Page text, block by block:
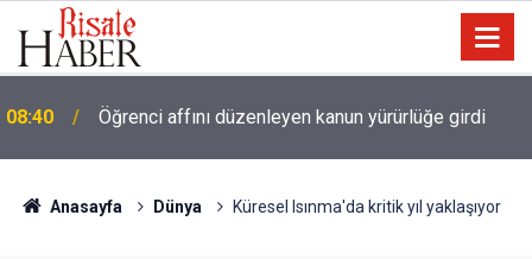
08:40 Öğrenci affını düzenleyen kanun yürürlüğe girdi
Anasayfa Dünya Küresel Isınma'da kritik yıl yaklaşıyor